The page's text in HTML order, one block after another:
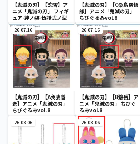
【鬼滅の刃】【恋雪】ア
ニメ「鬼滅の刃」 フィギ
ュア-絆ノ装-伍拾弐ノ型
【鬼滅の刃】【C桑島慈悟
郎】アニメ「鬼滅の刃」
ちびぐるみvol.8
26.07.16
【鬼滅の刃】【A我妻善
逸】アニメ「鬼滅の刃」
ちびぐるみvol.8
26.07.16
【鬼滅の刃】【B獪岳】ア
ニメ「鬼滅の刃」 ちびぐ
るみvol.8
26.08.06 26.08.06